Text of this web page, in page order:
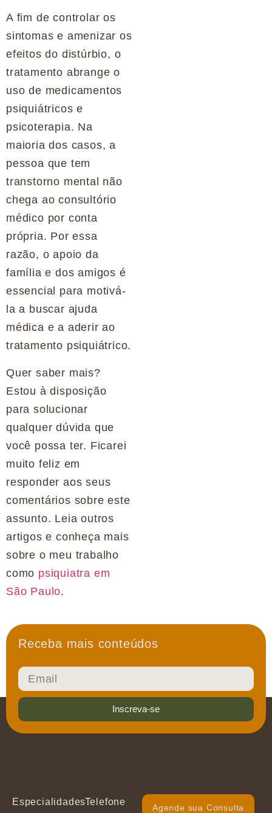
A fim de controlar os
sintomas e amenizar os
efeitos do distúrbio, o
tratamento abrange o
uso de medicamentos
psiquiátricos e
psicoterapia. Na
maioria dos casos, a
pessoa que tem
transtorno mental não
chega ao consultório
médico por conta
própria. Por essa
razão, o apoio da
família e dos amigos é
essencial para motivá-
la a buscar ajuda
médica e a aderir ao
tratamento psiquiátrico.
Quer saber mais?
Estou à disposição
para solucionar
qualquer dúvida que
você possa ter. Ficarei
muito feliz em
responder aos seus
comentários sobre este
assunto. Leia outros
artigos e conheça mais
sobre o meu trabalho
como psiquiatra em
São Paulo.
Receba mais conteúdos
Inscreva-se
EspecialidadesTelefone
Agende sua Consulta